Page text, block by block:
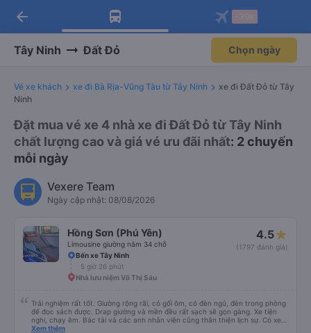
Tải app Vexere ngay!
Nhận ưu đãi thành viên độc
Mở app
Tải app Vexere
-30k/ghế khi đặt vé máy bay qua
Mở app
arrow_back
Tây Ninh Đất Đỏ Chọn ngày
Vé xe khách xe đi Bà Rịa-Vũng Tàu từ Tây Ninh
xe đi Đất Đỏ từ Tây
Ninh
Đặt mua vé xe 4 nhà xe đi Đất Đỏ từ Tây Ninh
chất lượng cao và giá vé ưu đãi nhất: 2 chuyến
mỗi ngày
Vexere Team
Ngày cập nhật: 08/08/2026
Hồng Sơn (Phú Yên)
Limousine giường nằm 34 chỗ
4.5
(1797 đánh giá)
Bến xe Tây Ninh
5 giờ 26 phút
Nhà lưu niệm Võ Thị Sáu
Trải nghiệm rất tốt. Giường rộng rãi, có gối ôm, có đèn ngủ, đèn trong phòng
để đọc sách được. Drap giường và mền đều rất sạch sẽ gọn gàng. Xe tiện
nghi, chạy êm. Bác tài và các anh nhân viên cũng thân thiện lịch sự. Có xe
trung chuyển về nội thành thành phố tuy hoà rất tiện. Giá vé hợp lý. Nói
Xem thêm